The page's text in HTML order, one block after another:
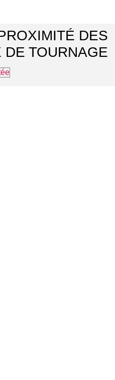
DES
DE TOURNAGE